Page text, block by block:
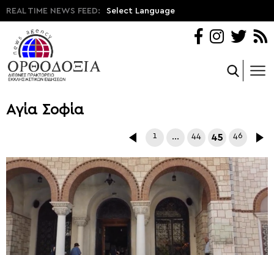
REAL TIME NEWS FEED: Select Language
Αγία Σοφία
1 … 44 45 46